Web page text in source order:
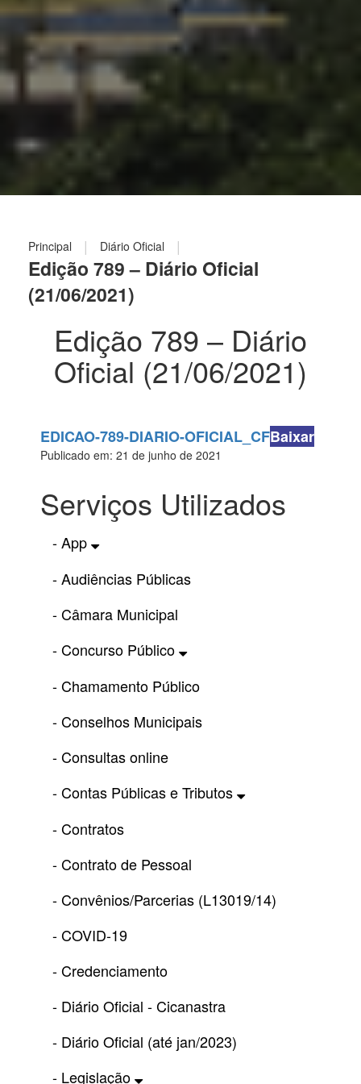
Principal | Diário Oficial |
Edição 789 – Diário Oficial
(21/06/2021)
Edição 789 – Diário
Oficial (21/06/2021)
EDICAO-789-DIARIO-OFICIAL_CFBaixar
Publicado em: 21 de junho de 2021
Serviços Utilizados
- App
- Audiências Públicas
- Câmara Municipal
- Concurso Público
- Chamamento Público
- Conselhos Municipais
- Consultas online
- Contas Públicas e Tributos
- Contratos
- Contrato de Pessoal
- Convênios/Parcerias (L13019/14)
- COVID-19
- Credenciamento
- Diário Oficial - Cicanastra
- Diário Oficial (até jan/2023)
- Legislação